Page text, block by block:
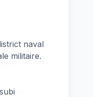
naval
militaire.